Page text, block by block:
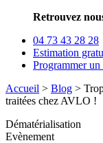
Retrouvez
04 73 43 28 28
Estimation
Programmer
Accueil > Blog >
traitées chez AVLO !
Dématérialisation
Evènement